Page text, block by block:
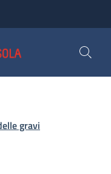
gravi